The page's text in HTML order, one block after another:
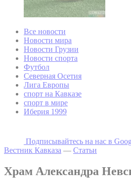
Все новости
Новости мира
Новости Грузии
Новости спорта
Футбол
Северная Осетия
Лига Европы
спорт на Кавказе
спорт в мире
Иберия 1999
Подписывайтесь на наc в
Вестник Кавказа — Статьи
Храм Александра